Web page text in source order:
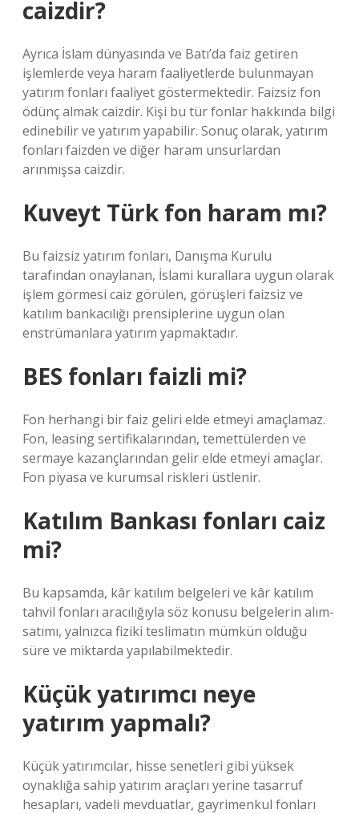
caizdir?
Ayrıca İslam dünyasında ve Batı’da faiz getiren
işlemlerde veya haram faaliyetlerde bulunmayan
yatırım fonları faaliyet göstermektedir. Faizsiz fon
ödünç almak caizdir. Kişi bu tür fonlar hakkında bilgi
edinebilir ve yatırım yapabilir. Sonuç olarak, yatırım
fonları faizden ve diğer haram unsurlardan
arınmışsa caizdir.
Kuveyt Türk fon haram mı?
Bu faizsiz yatırım fonları, Danışma Kurulu
tarafından onaylanan, İslami kurallara uygun olarak
işlem görmesi caiz görülen, görüşleri faizsiz ve
katılım bankacılığı prensiplerine uygun olan
enstrümanlara yatırım yapmaktadır.
BES fonları faizli mi?
Fon herhangi bir faiz geliri elde etmeyi amaçlamaz.
Fon, leasing sertifikalarından, temettülerden ve
sermaye kazançlarından gelir elde etmeyi amaçlar.
Fon piyasa ve kurumsal riskleri üstlenir.
Katılım Bankası fonları caiz
mi?
Bu kapsamda, kâr katılım belgeleri ve kâr katılım
tahvil fonları aracılığıyla söz konusu belgelerin alım-
satımı, yalnızca fiziki teslimatın mümkün olduğu
süre ve miktarda yapılabilmektedir.
Küçük yatırımcı neye
yatırım yapmalı?
Küçük yatırımcılar, hisse senetleri gibi yüksek
oynaklığa sahip yatırım araçları yerine tasarruf
hesapları, vadeli mevduatlar, gayrimenkul fonları